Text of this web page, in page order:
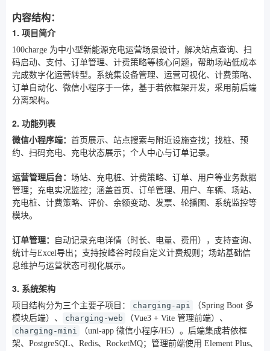
内容结构：
1. 项目简介
100charge 为中小型新能源充电运营场景设计，解决站点查询、扫
码启动、支付、订单管理、计费策略等核心问题，帮助场站低成本
完成数字化运营转型。系统集设备管理、运营可视化、计费策略、
订单自动化、微信小程序于一体，基于若依框架开发，采用前后端
分离架构。
2. 功能列表
微信小程序端： 首页展示、站点搜索与附近设施查找；找桩、预
约、扫码充电、充电状态展示；个人中心与订单记录。
运营管理后台： 场站、充电桩、计费策略、订单、用户等业务数据
管理；充电实况监控；涵盖首页、订单管理、用户、车辆、场站、
充电桩、计费策略、评价、余额变动、发票、轮播图、系统监控等
模块。
订单管理：
自动记录充电详情（时长、电量、费用），支持查询、
统计与Excel导出；支持按峰谷时段自定义计费规则；场站基础信
息维护与运营状态可视化展示。
3. 系统架构
项目结构分为三个主要子项目： charging-api
（Spring Boot 多
模块后端）、
charging-web
（Vue3 + Vite 管理前端）、
charging-mini
（uni-app 微信小程序/H5）。后端集成若依框
架、PostgreSQL、Redis、RocketMQ；管理前端使用 Element Plus、